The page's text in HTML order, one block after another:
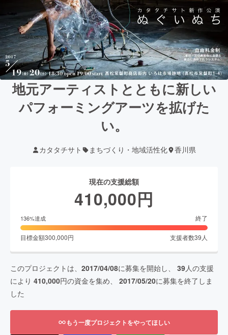
地元アーティストとともに新しい
パフォーミングアーツを拡げた
い。
カタタチサト まちづくり・地域活性化 香川県
現在の支援総額
410,000円
136%達成 終了
目標金額300,000円 支援者数39 人
このプロジェクトは、 2017/04/08に募集を開始し、 39人の支援
により 410,000円の資金を集め、 2017/05/20に募集を終了しま
した
もう一度プロジェクトをやってほしい